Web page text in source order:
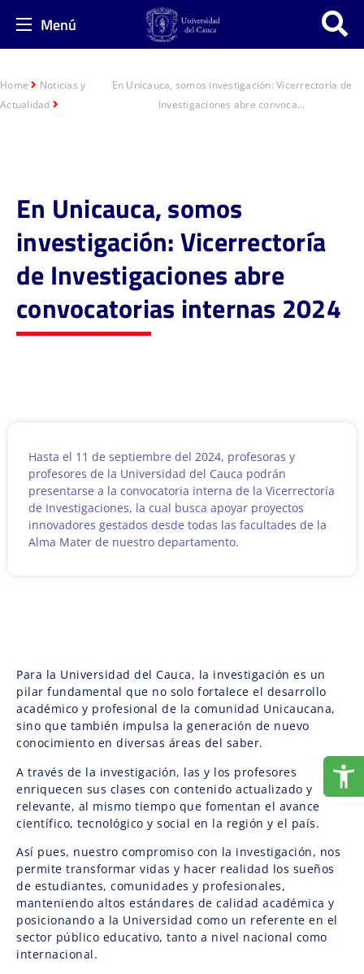
Menú
Home
Noticias y
Actualidad
En Unicauca, somos investigación: Vicerrectoría de
Investigaciones abre convoca...
En Unicauca, somos
investigación: Vicerrectoría
de Investigaciones abre
convocatorias internas 2024
Hasta el 11 de septiembre del 2024, profesoras y
profesores de la Universidad del Cauca podrán
presentarse a la convocatoria interna de la Vicerrectoría
de Investigaciones, la cual busca apoyar proyectos
innovadores gestados desde todas las facultades de la
Alma Mater de nuestro departamento.
Para la Universidad del Cauca, la investigación es un
pilar fundamental que no solo fortalece el desarrollo
académico y profesional de la comunidad Unicaucana,
sino que también impulsa la generación de nuevo
conocimiento en diversas áreas del saber.
A través de la investigación, las y los profesores
enriquecen sus clases con contenido actualizado y
relevante, al mismo tiempo que fomentan el avance
científico, tecnológico y social en la región y el país.
Así pues, nuestro compromiso con la investigación, nos
permite transformar vidas y hacer realidad los sueños
de estudiantes, comunidades y profesionales,
manteniendo altos estándares de calidad académica y
posicionando a la Universidad como un referente en el
sector público educativo, tanto a nivel nacional como
internacional.